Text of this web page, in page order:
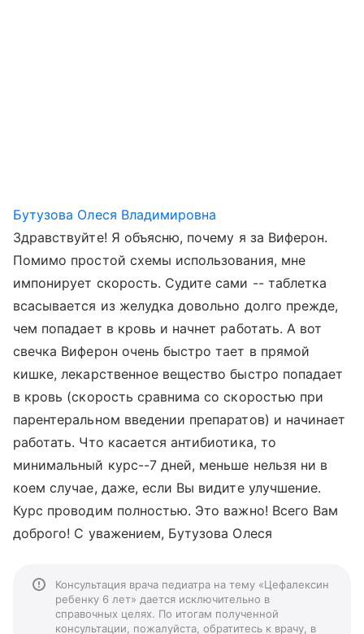
Бутузова Олеся Владимировна
Здравствуйте! Я объясню, почему я за Виферон.
Помимо простой схемы использования, мне
импонирует скорость. Судите сами -- таблетка
всасывается из желудка довольно долго прежде,
чем попадает в кровь и начнет работать. А вот
свечка Виферон очень быстро тает в прямой
кишке, лекарственное вещество быстро попадает
в кровь (скорость сравнима со скоростью при
парентеральном введении препаратов) и начинает
работать. Что касается антибиотика, то
минимальный курс--7 дней, меньше нельзя ни в
коем случае, даже, если Вы видите улучшение.
Курс проводим полностью. Это важно! Всего Вам
доброго! С уважением, Бутузова Олеся
Консультация врача педиатра на тему «Цефалексин
ребенку 6 лет» дается исключительно в
справочных целях. По итогам полученной
консультации, пожалуйста, обратитесь к врачу, в